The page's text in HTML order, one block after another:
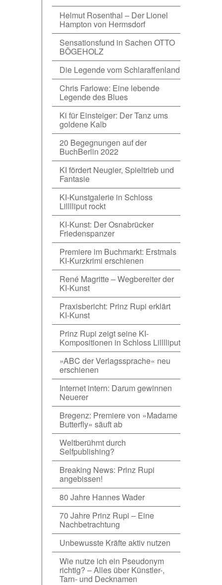
Helmut Rosenthal – Der Lionel
Hampton von Hermsdorf
Sensationsfund in Sachen OTTO
BÖGEHOLZ
Die Legende vom Schlaraffenland
Chris Farlowe: Eine lebende
Legende des Blues
Ki für Einsteiger: Der Tanz ums
goldene Kalb
20 Begegnungen auf der
BuchBerlin 2022
KI fördert Neugier, Spieltrieb und
Fantasie
KI-Kunstgalerie in Schloss
Lilllliput rockt
KI-Kunst: Der Osnabrücker
Friedenspanzer
Premiere im Buchmarkt: Erstmals
KI-Kurzkrimi erschienen
René Magritte – Wegbereiter der
KI-Kunst
Praxisbericht: Prinz Rupi erklärt
KI-Kunst
Prinz Rupi zeigt seine KI-
Kompositionen in Schloss Lilllliput
»ABC der Verlagssprache« neu
erschienen
Internet intern: Darum gewinnen
Neuerer
Bregenz: Premiere von »Madame
Butterfly« säuft ab
Weltberühmt durch
Selfpublishing?
Breaking News: Prinz Rupi
angebissen!
80 Jahre Hannes Wader
70 Jahre Prinz Rupi – Eine
Nachbetrachtung
Unbewusste Kräfte aktiv nutzen
Wie nutze ich ein Pseudonym
richtig? – Alles über Künstler-,
Tarn- und Decknamen